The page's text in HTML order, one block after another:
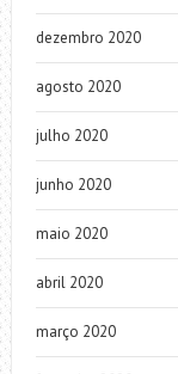
dezembro 2020
agosto 2020
julho 2020
junho 2020
maio 2020
abril 2020
março 2020